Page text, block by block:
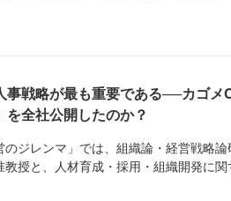
事戦略が最も重要である──カゴメ
全社公開したのか？
ジレンマ」では、組織論・経営戦略
教授と、人材育成・採用・組織開発に